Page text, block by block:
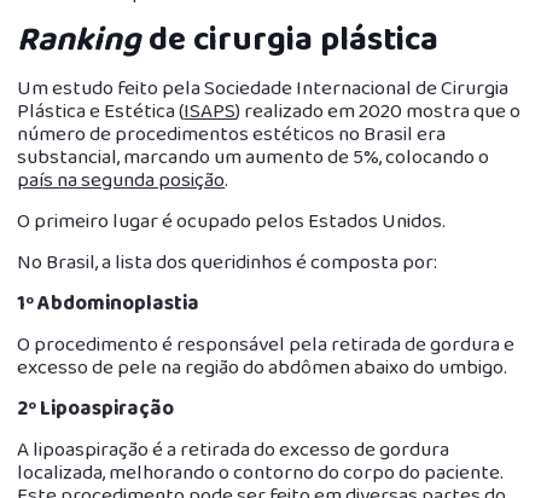
Rankingde cirurgia plástica
Um estudo feito pela Sociedade Internacional de Cirurgia
Plástica e Estética (ISAPS) realizado em 2020 mostra que o
número de procedimentos estéticos no Brasil era
substancial, marcando um aumento de 5%, colocando o
país na segunda posição.
O primeiro lugar é ocupado pelos Estados Unidos.
No Brasil, a lista dos queridinhos é composta por:
1º Abdominoplastia
O procedimento é responsável pela retirada de gordura e
excesso de pele na região do abdômen abaixo do umbigo.
2º Lipoaspiração
A lipoaspiração é a retirada do excesso de gordura
localizada, melhorando o contorno do corpo do paciente.